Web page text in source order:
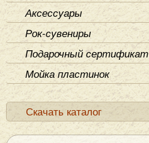
Аксессуары
Рок-сувениры
Подарочный сертификат
Мойка пластинок
Скачать каталог